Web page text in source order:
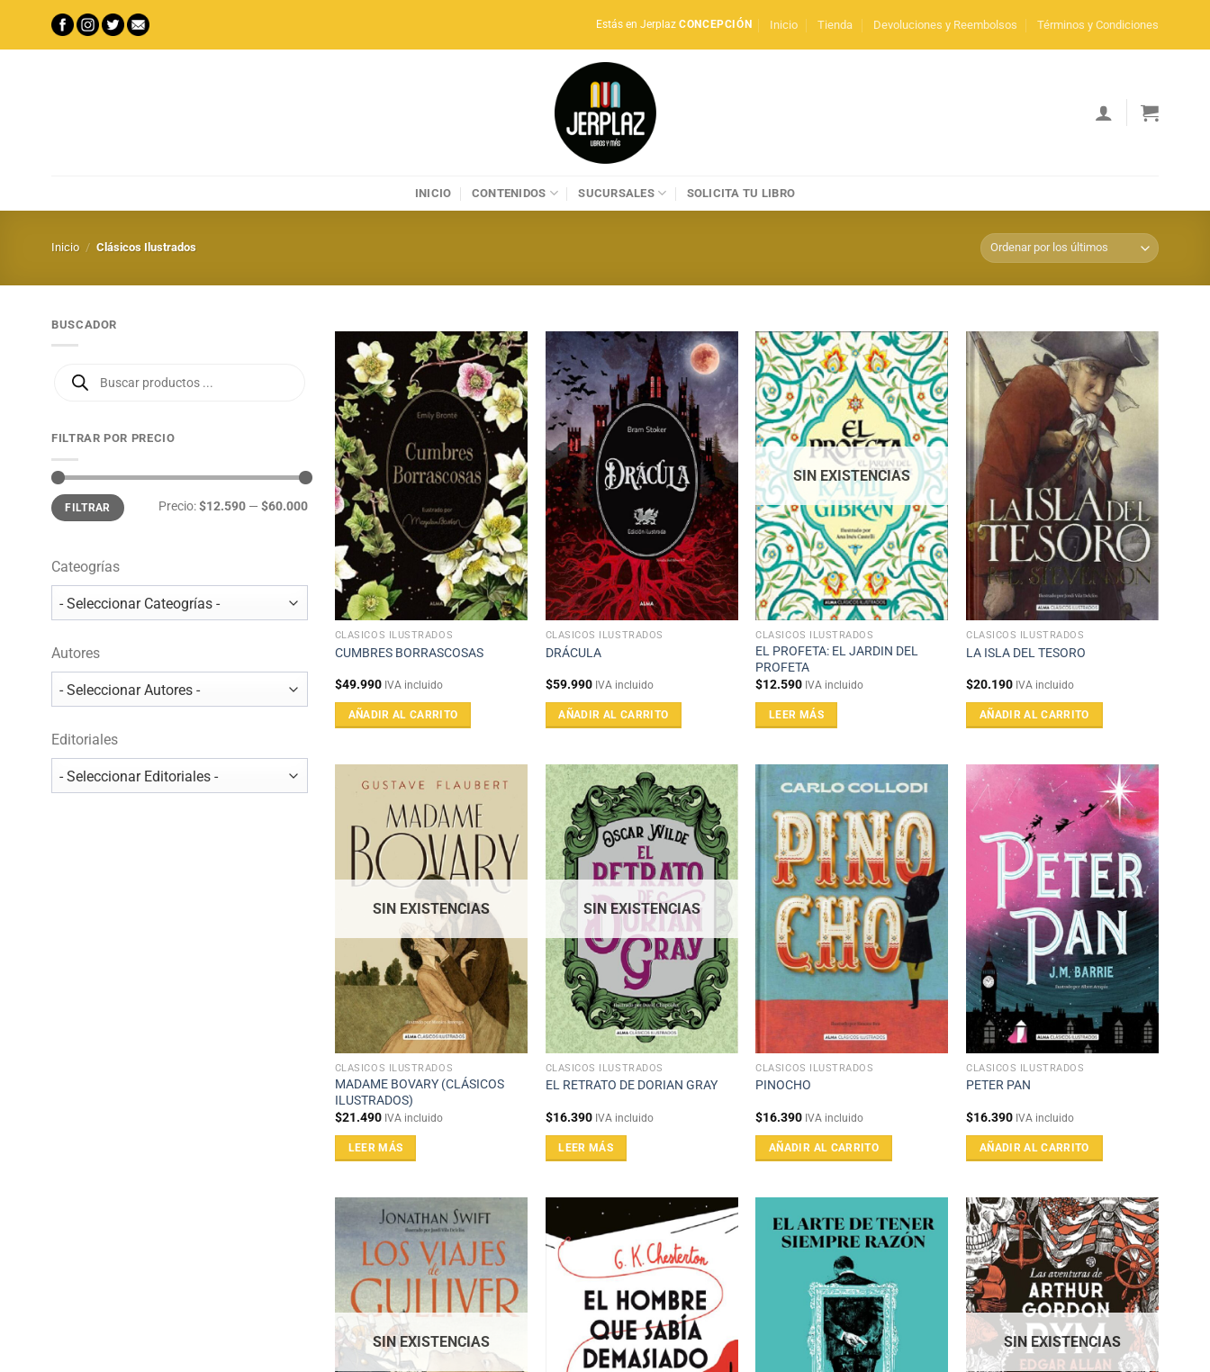
contenido
Estás en JerplazCONCEPCIÓN Inicio Tienda Devoluciones y Reembolsos Términos y Condiciones
INICIO CONTENIDOS SUCURSALES SOLICITA TU LIBRO
Inicio / Clásicos Ilustrados
BUSCADOR
Búsqueda
FILTRAR POR PRECIO
Precio
mínimo
Precio
máximo
FILTRAR Precio:$12.590 — $60.000
Cateogrías
Autores
Editoriales
CLÁSICOS ILUSTRADOS
CUMBRES BORRASCOSAS
$49.990 IVA incluido
AÑADIR AL CARRITO
CLÁSICOS ILUSTRADOS
DRÁCULA
$59.990 IVA incluido
AÑADIR AL CARRITO
SIN EXISTENCIAS
CLÁSICOS ILUSTRADOS
EL PROFETA: EL JARDIN DEL
PROFETA
$12.590 IVA incluido
LEER MÁS
CLÁSICOS ILUSTRADOS
LA ISLA DEL TESORO
$20.190 IVA incluido
AÑADIR AL CARRITO
SIN EXISTENCIAS
CLÁSICOS ILUSTRADOS
MADAME BOVARY (CLÁSICOS
ILUSTRADOS)
$21.490 IVA incluido
LEER MÁS
SIN EXISTENCIAS
CLÁSICOS ILUSTRADOS
EL RETRATO DE DORIAN GRAY
$16.390 IVA incluido
LEER MÁS
CLÁSICOS ILUSTRADOS
PINOCHO
$16.390 IVA incluido
AÑADIR AL CARRITO
CLÁSICOS ILUSTRADOS
PETER PAN
$16.390 IVA incluido
AÑADIR AL CARRITO
SIN EXISTENCIAS SIN EXISTENCIAS